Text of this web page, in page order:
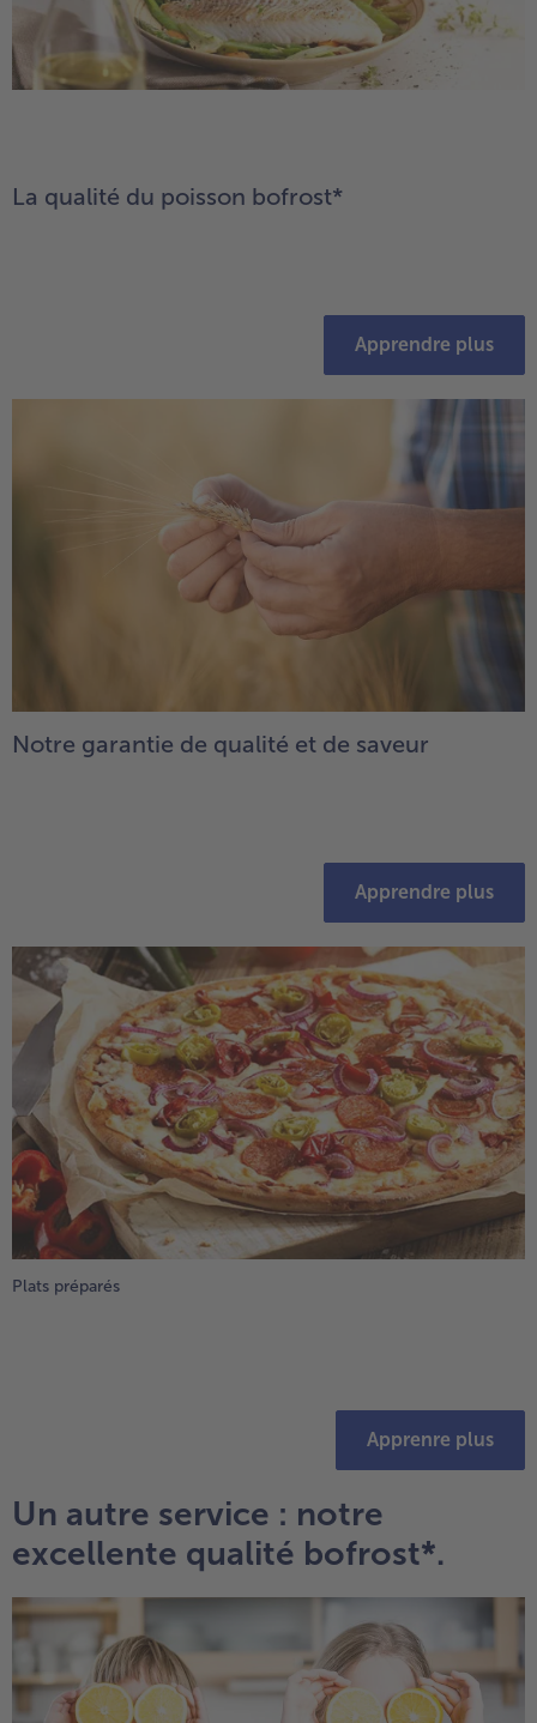
La qualité du poisson bofrost*
Apprendre plus
Notre garantie de qualité et de saveur
Apprendre plus
Plats préparés
Apprenre plus
Un autre service : notre
excellente qualité bofrost*.